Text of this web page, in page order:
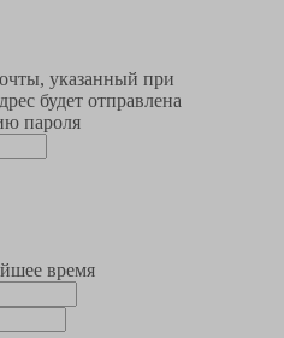
указанный при
будет отправлена
пароля
время